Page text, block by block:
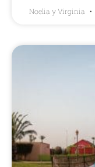
Noelia y Virginia